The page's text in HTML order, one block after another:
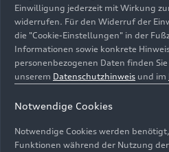
Der Audi Q6Le-tronund
e-tron basieren auf der
Electric (PPE) und zeichnen
beeindruckende Fahr- und
hohe Reichweite und
beiden Modelle unter
für China entwickeltes
weiteres China-spezfisches
Einwilligung jederzeit mit Wirkung
widerrufen. Für den Widerruf der
die "Cookie-Einstellungen" in der
Informationen sowie konkrete
personenbezogenen Daten finden
unserem Datenschutzhinweis und im
Notwendige Cookies
Notwendige Cookies werden
Funktionen während der Nutzung